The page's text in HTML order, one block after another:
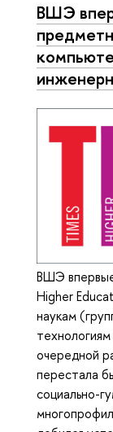
ВШЭ
ВШЭ
Higher
наукам
очередной
перестала
социально-